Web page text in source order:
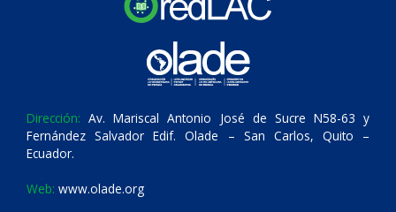
Dirección: Av. Mariscal Antonio José de Sucre N58-63 y
Fernández Salvador Edif. Olade – San Carlos, Quito –
Ecuador.
Web: www.olade.org